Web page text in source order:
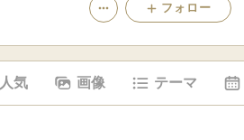
フォロー
人気 画像 テーマ